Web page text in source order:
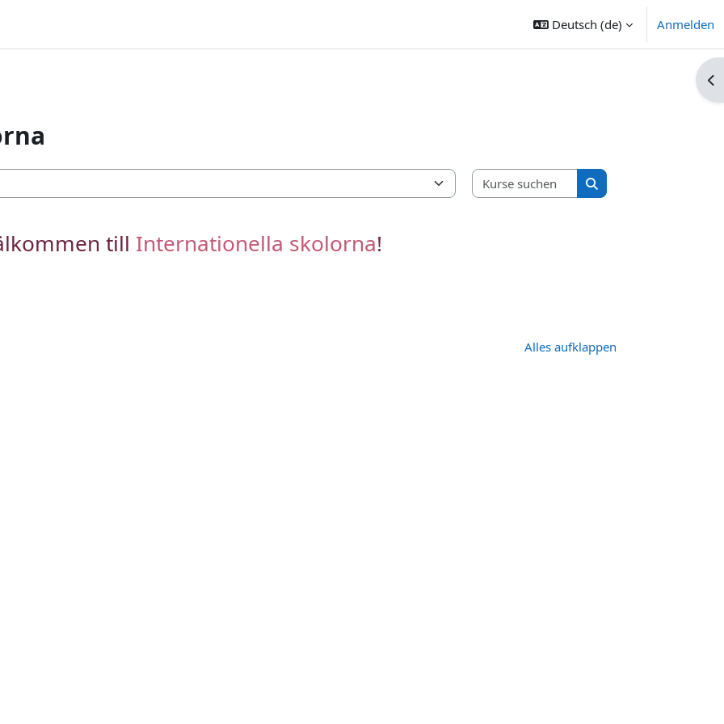
Deutsch ‎(de)‎ Anmelden
Kurse suchen
Kurse suchen
till Internationella skolorna!
Alles aufklappen